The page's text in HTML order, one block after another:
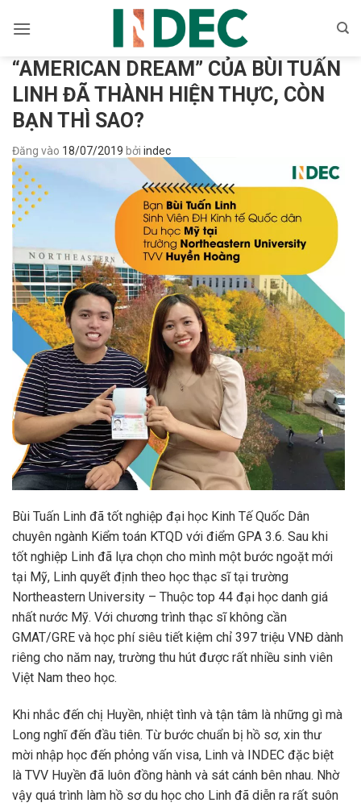
qua
dung“AMERICAN DREAM” CỦA BÙI TUẤN
LINH ĐÃ THÀNH HIỆN THỰC, CÒN
BẠN THÌ SAO?
Đăng vào 18/07/2019 bởi indec
Bùi Tuấn Linh đã tốt nghiệp đại học Kinh Tế Quốc Dân
chuyên ngành Kiểm toán KTQD với điểm GPA 3.6. Sau khi
tốt nghiệp Linh đã lựa chọn cho mình một bước ngoặt mới
tại Mỹ, Linh quyết định theo học thạc sĩ tại trường
Northeastern University – Thuộc top 44 đại học danh giá
nhất nước Mỹ. Với chương trình thạc sĩ không cần
GMAT/GRE và học phí siêu tiết kiệm chỉ 397 triệu VNĐ dành
riêng cho năm nay, trường thu hút được rất nhiều sinh viên
Việt Nam theo học.
Khi nhắc đến chị Huyền, nhiệt tình và tận tâm là những gì mà
Long nghĩ đến đầu tiên. Từ bước chuẩn bị hồ sơ, xin thư
mời nhập học đến phỏng vấn visa, Linh và INDEC đặc biệt
là TVV Huyền đã luôn đồng hành và sát cánh bên nhau. Nhờ
vậy quá trình làm hồ sơ du học cho Linh đã diễn ra rất suôn